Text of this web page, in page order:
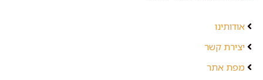
אודותינו
יצירת קשר
מפת אתר